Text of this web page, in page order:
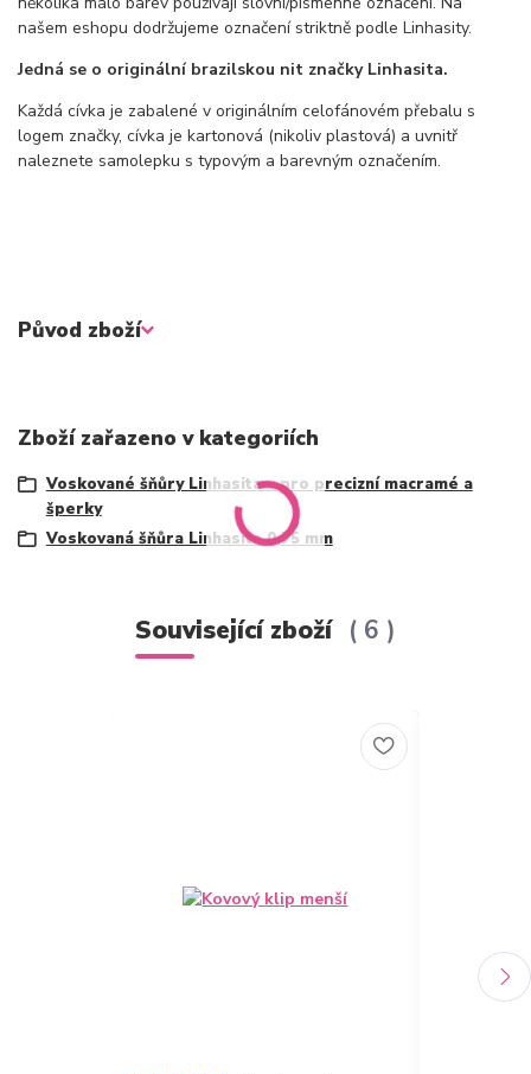
našem eshopu dodržujeme označení striktně podle Linhasity.
Jedná se o originální brazilskou nit značky Linhasita.
Každá cívka je zabalené v originálním celofánovém přebalu s
logem značky, cívka je kartonová (nikoliv plastová) a uvnitř
naleznete samolepku s typovým a barevným označením.
Původ zboží
Zboží zařazeno v kategoriích
Voskované šňůry Linhasita – pro precizní macramé a
šperky
Voskovaná šňůra Linhasita 0,75 mm
Související zboží 6